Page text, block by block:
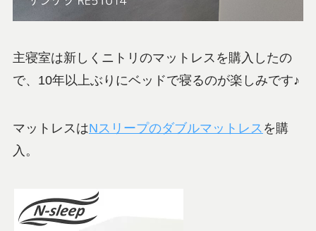
主寝室は新しくニトリのマットレスを購入したの
で、10年以上ぶりにベッドで寝るのが楽しみです♪
マットレスはNスリープのダブルマットレス を購
入。